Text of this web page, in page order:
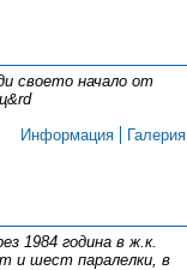
своето начало от
Информация
Галерия
1984 година в ж.к.
и шест паралелки, в